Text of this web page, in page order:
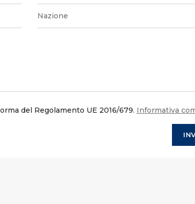
del Regolamento UE 2016/679. Informativa